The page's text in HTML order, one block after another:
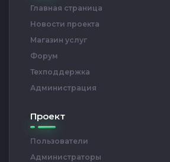
Главная страница
Новости проекта
Магазин услуг
Форум
Техподдержка
Администрация
Проект
Пользователи
Администраторы